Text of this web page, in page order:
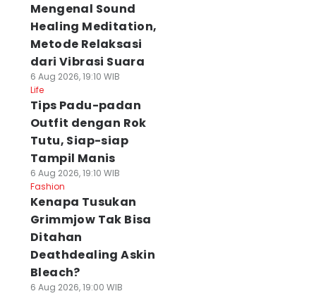
Mengenal Sound
Healing Meditation,
Metode Relaksasi
dari Vibrasi Suara
6 Aug 2026, 19:10 WIB
Life
Tips Padu-padan
Outfit dengan Rok
Tutu, Siap-siap
Tampil Manis
6 Aug 2026, 19:10 WIB
Fashion
Kenapa Tusukan
Grimmjow Tak Bisa
Ditahan
Deathdealing Askin
Bleach?
6 Aug 2026, 19:00 WIB